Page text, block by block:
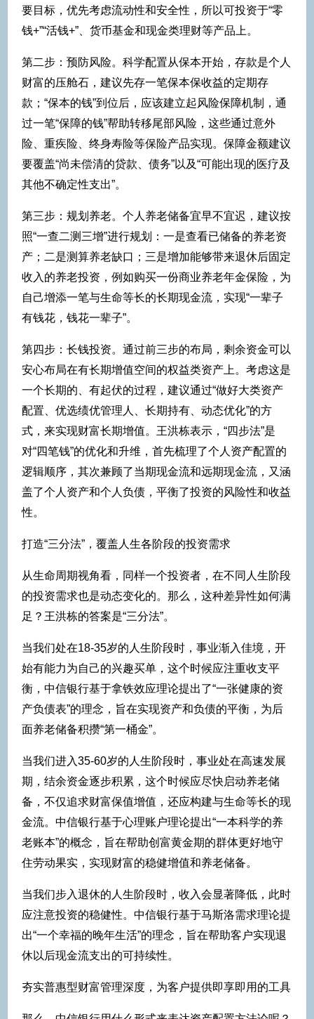
要目标，优先考虑流动性和安全性，所以可投资于“零
钱+”“活钱+”、货币基金和现金类理财等产品上。
第二步：预防风险。科学配置从保本开始，存款是个人
财富的压舱石，建议先存一笔保本保收益的定期存
款；“保本的钱”到位后，应该建立起风险保障机制，通
过一笔“保障的钱”帮助转移尾部风险，这些通过意外
险、重疾险、终身寿险等保险产品实现。保障金额建议
要覆盖“尚未偿清的贷款、债务”以及“可能出现的医疗及
其他不确定性支出”。
第三步：规划养老。个人养老储备宜早不宜迟，建议按
照“一查二测三增”进行规划：一是查看已储备的养老资
产；二是测算养老缺口；三是增加能够带来退休后固定
收入的养老投资，例如购买一份商业养老年金保险，为
自己增添一笔与生命等长的长期现金流，实现“一辈子
有钱花，钱花一辈子”。
第四步：长钱投资。通过前三步的布局，剩余资金可以
安心布局在有长期增值空间的权益类资产上。考虑这是
一个长期的、有起伏的过程，建议通过“做好大类资产
配置、优选绩优管理人、长期持有、动态优化”的方
式，来实现财富长期增值。王洪栋表示，“四步法”是
对“四笔钱”的优化和升维，首先梳理了个人资产配置的
逻辑顺序，其次兼顾了当期现金流和远期现金流，又涵
盖了个人资产和个人负债，平衡了投资的风险性和收益
性。
打造“三分法”，覆盖人生各阶段的投资需求
从生命周期视角看，同样一个投资者，在不同人生阶段
的投资需求也是动态变化的。那么，这种差异性如何满
足？王洪栋的答案是“三分法”。
当我们处在18-35岁的人生阶段时，事业渐入佳境，开
始有能力为自己的兴趣买单，这个时候应注重收支平
衡，中信银行基于拿铁效应理论提出了“一张健康的资
产负债表”的理念，旨在实现资产和负债的平衡，为后
面养老储备积攒“第一桶金”。
当我们进入35-60岁的人生阶段时，事业处在高速发展
期，结余资金逐步积累，这个时候应尽快启动养老储
备，不仅追求财富保值增值，还应构建与生命等长的现
金流。中信银行基于心理账户理论提出“一本科学的养
老账本”的概念，旨在帮助创富黄金期的群体更好地守
住劳动果实，实现财富的稳健增值和养老储备。
当我们步入退休的人生阶段时，收入会显著降低，此时
应注意投资的稳健性。中信银行基于马斯洛需求理论提
出“一个幸福的晚年生活”的理念，旨在帮助客户实现退
休以后现金流支出的可持续性。
夯实普惠型财富管理深度，为客户提供即享即用的工具